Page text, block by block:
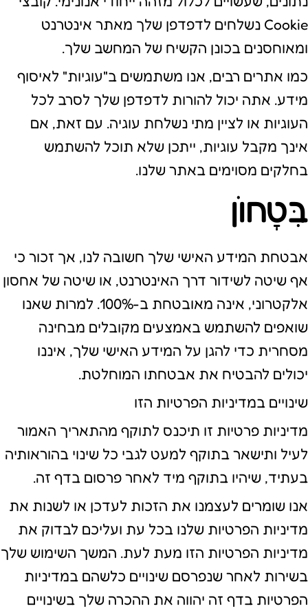
Cookie נשלחים לדפדפן שלך מאתר אינטרנט
ומאוחסנים בכונן הקשיח של המחשב שלך.
כמו אתרים רבים, אנו משתמשים ב"עוגיות" לאיסוף
מידע. אתה יכול להורות לדפדפן שלך לסרב לכל
העוגיות או לציין מתי נשלחת עוגיה. עם זאת, אם
אינך מקבל עוגיות, ייתכן שלא תוכל להשתמש
בחלקים מסוימים באתר שלנו.
בִּטָחוֹן
אבטחת המידע האישי שלך חשובה לנו, אך זכור כי
אף שיטה לשידור דרך האינטרנט, או שיטה של אחסון
אלקטרוני, אינה מאובטחת ב-100%. למרות שאנו
שואפים להשתמש באמצעים מקובלים מבחינה
מסחרית כדי להגן על המידע האישי שלך, איננו
יכולים להבטיח את אבטחתו המוחלטת.
שינויים במדיניות הפרטיות הזו
מדיניות פרטיות זו תיכנס לתוקף מהתאריך האמור
לעיל ותישאר בתוקף למעט לגבי כל שינוי בהוראותיה
בעתיד, שיהיו בתוקף מיד לאחר פרסום בדף זה.
אנו שומרים לעצמנו את הזכות לעדכן או לשנות את
מדיניות הפרטיות שלנו בכל עת ועליכם לבדוק את
מדיניות הפרטיות הזו מעת לעת. המשך השימוש שלך
בשירות לאחר שנפרסם שינויים כלשהם במדיניות
הפרטיות בדף זה יהווה את ההכרה שלך בשינויים